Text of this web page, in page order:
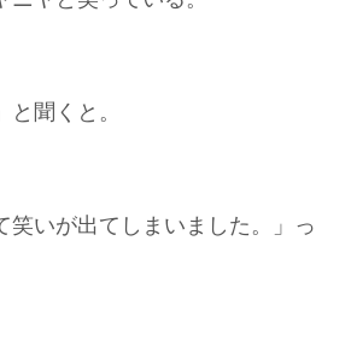
と聞くと。
笑いが出てしまいました。」っ